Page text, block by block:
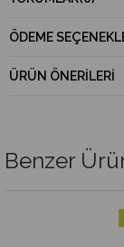
ÖDEME
ÜRÜN ÖNERILERI
Benzer